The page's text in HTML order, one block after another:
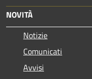
NOVITÀ
Notizie
Comunicati
Avvisi